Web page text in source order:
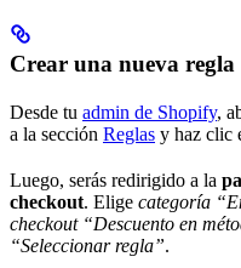
Crear una nueva regla
Desde tu admin de Shopify,
a la sección Reglas y haz clic
Luego, serás redirigido a la
checkout. Elige categoría
checkout “Descuento en
“Seleccionar regla”.